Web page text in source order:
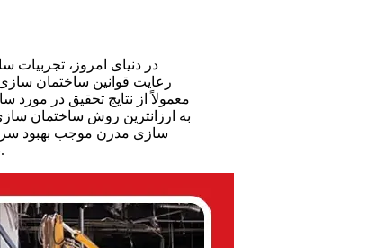
در دنیای امروز،
رعایت قوانین ساختمان سازی
معمولاً از نتایج تحقیق در
به ارزانترین روش ساختمان
سازی مدرن موجب بهبود
بسیاری از پروژه ها اجرای صحیح جزئیات برای ساختمان های مسکونی و تجاری تعیین کننده کیفیت نهایی است.